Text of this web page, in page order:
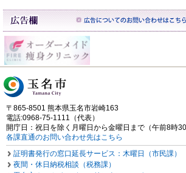
〒865-8501 熊本県玉名市岩崎163
電話:0968-75-1111（代表）
開庁日：祝日を除く月曜日から金曜日まで（午前8時
各課直通のお問い合わせ先はこちら
証明書発行の窓口延長サービス：木曜日（市民課）
夜間・休日納税相談（税務課）